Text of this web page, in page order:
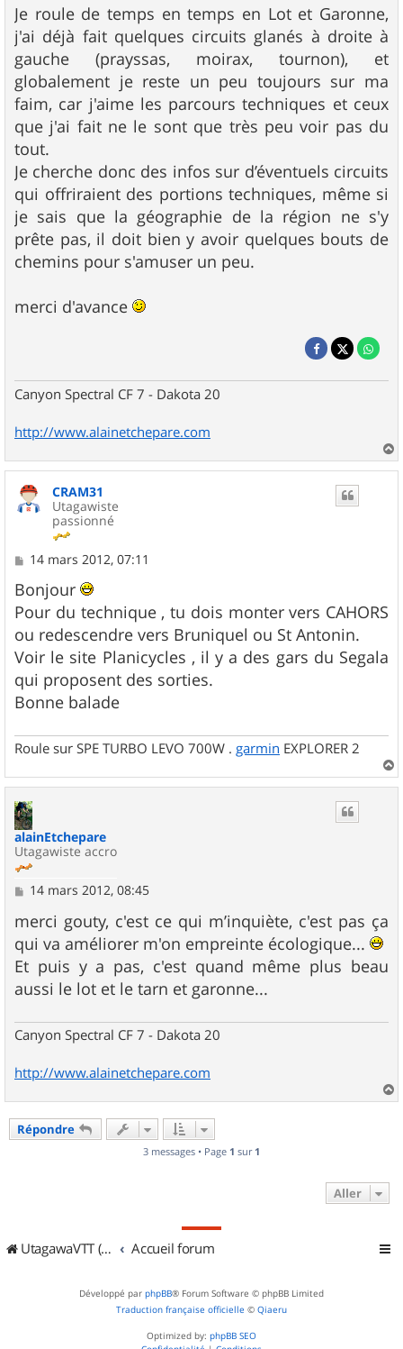
g
e
Je roule de temps en temps en Lot et Garonne,
j'ai déjà fait quelques circuits glanés à droite à
gauche (prayssas, moirax, tournon), et
globalement je reste un peu toujours sur ma
faim, car j'aime les parcours techniques et ceux
que j'ai fait ne le sont que très peu voir pas du
tout.
Je cherche donc des infos sur d’éventuels circuits
qui offriraient des portions techniques, même si
je sais que la géographie de la région ne s'y
prête pas, il doit bien y avoir quelques bouts de
chemins pour s'amuser un peu.
merci d'avance
Canyon Spectral CF 7 - Dakota 20
http://www.alainetchepare.com
a
u
CRAM31
Utagawiste
passionné
M
s
s
a
g
e
14 mars 2012, 07:11
Bonjour
Pour du technique , tu dois monter vers CAHORS
ou redescendre vers Bruniquel ou St Antonin.
Voir le site Planicycles , il y a des gars du Segala
qui proposent des sorties.
Bonne balade
Roule sur SPE TURBO LEVO 700W . garmin EXPLORER 2
a
alainEtchepare
Utagawiste accro
M
s
s
a
g
e
14 mars 2012, 08:45
merci gouty, c'est ce qui m’inquiète, c'est pas ça
qui va améliorer m'on empreinte écologique...
Et puis y a pas, c'est quand même plus beau
aussi le lot et le tarn et garonne...
Canyon Spectral CF 7 - Dakota 20
http://www.alainetchepare.com
a
Répondre
3 messages • Page 1 sur 1
Aller
UtagawaVTT (Randos VTT et VTTAE avec traces GPS) Accueil forum
Développé par phpBB® Forum Software © phpBB Limited
Traduction française officielle © Qiaeru
Optimized by: phpBB SEO